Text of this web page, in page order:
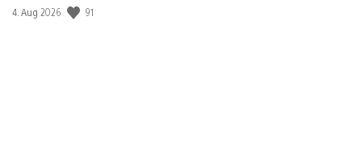
Veröffentlichungsdatum:
4. Aug 2026 91